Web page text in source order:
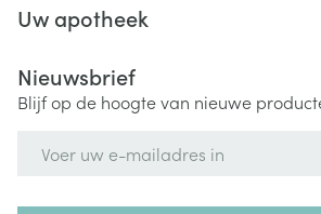
Uw apotheek
Nieuwsbrief
Blijf op de hoogte van nieuwe